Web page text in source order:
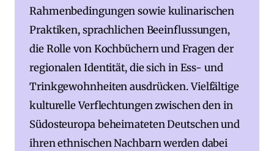
Rahmenbedingungen sowie kulinarischen
Praktiken, sprachlichen Beeinflussungen,
die Rolle von Kochbüchern und Fragen der
regionalen Identität, die sich in Ess- und
Trinkgewohnheiten ausdrücken. Vielfältige
kulturelle Verflechtungen zwischen den in
Südosteuropa beheimateten Deutschen und
ihren ethnischen Nachbarn werden dabei